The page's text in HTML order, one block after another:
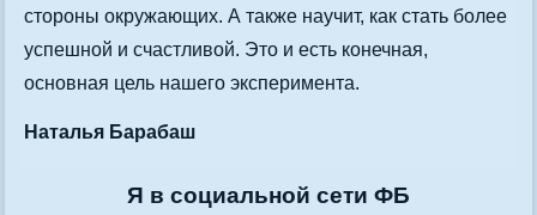
стороны окружающих. А также научит, как стать более
успешной и счастливой. Это и есть конечная,
основная цель нашего эксперимента.
Наталья Барабаш
Я в социальной сети ФБ